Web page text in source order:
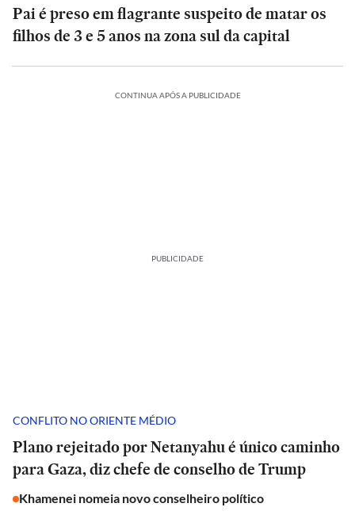
Pai é preso em flagrante suspeito de matar os
filhos de 3 e 5 anos na zona sul da capital
CONTINUA APÓS A PUBLICIDADE
PUBLICIDADE
CONFLITO NO ORIENTE MÉDIO
Plano rejeitado por Netanyahu é único caminho
para Gaza, diz chefe de conselho de Trump
Khamenei nomeia novo conselheiro político